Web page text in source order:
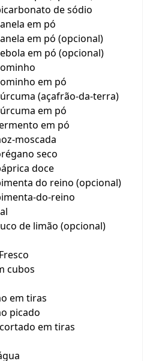
de sódio
em pó
em pó (opcional)
em pó (opcional)
em pó
(açafrão-da-terra)
em pó
em pó
moscada
seco
doce
do reino (opcional)
do-reino
de limão (opcional)
cubos
em tiras
picado
em tiras